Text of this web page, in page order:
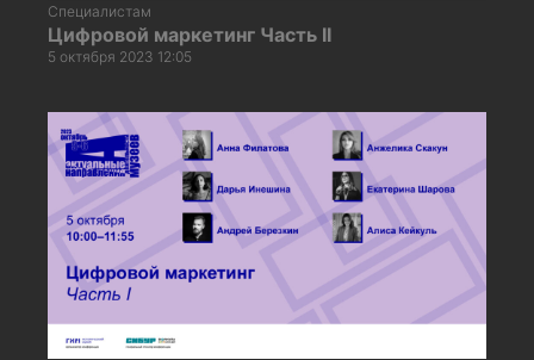
Специалистам
Цифровой маркетинг Часть II
5 октября 2023 12:05